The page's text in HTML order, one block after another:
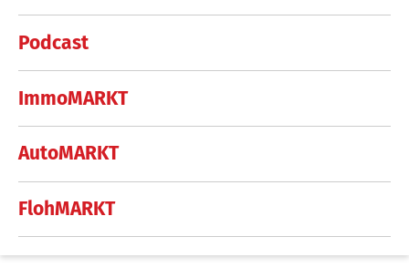
Podcast
ImmoMARKT
AutoMARKT
FlohMARKT